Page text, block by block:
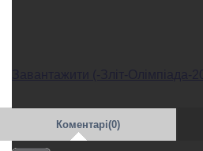
Коментарі(0)